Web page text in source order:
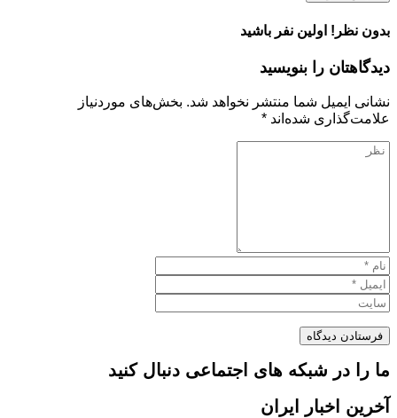
بدون نظر! اولین نفر باشید
دیدگاهتان را بنویسید
نشانی ایمیل شما منتشر نخواهد شد. بخش‌های موردنیاز
علامت‌گذاری شده‌اند *
ما را در شبکه های اجتماعی دنبال کنید
آخرین اخبار ایران